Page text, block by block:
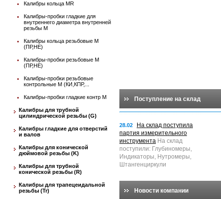
Калибры кольца MR
Калибры-пробки гладкие для
внутреннего диаметра внутренней
резьбы М
Калибры кольца резьбовые М
(ПР,НЕ)
Калибры-пробки резьбовые М
(ПР,НЕ)
Калибры-пробки резьбовые
контрольные М (КИ,КПР,...
Калибры-пробки гладкие контр М
Калибры для трубной
цилиндрической резьбы (G)
Калибры гладкие для отверстий
и валов
Калибры для конической
дюймовой резьбы (K)
Калибры для трубной
конической резьбы (R)
Калибры для трапецеидальной
резьбы (Tr)
Поступление на склад
28.02
На склад поступила
партия измерительного
инструмента На склад
поступили: Глубиномеры,
Индикаторы, Нутромеры,
Штангенциркули
Новости компании